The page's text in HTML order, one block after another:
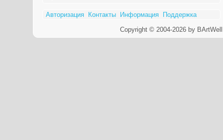
Авторизация Контакты Информация
Поддержка
Copyright © 2004-2026 by BArtWell